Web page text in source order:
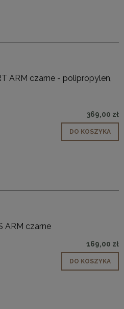
ARM czarne - polipropylen,
369,00 zł
DO KOSZYKA
ARM czarne
169,00 zł
DO KOSZYKA